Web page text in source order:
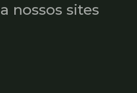
nossos sites